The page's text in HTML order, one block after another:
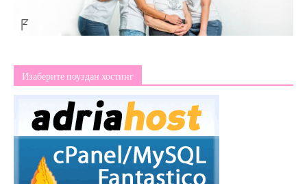
Изаберите поуздан хостинг